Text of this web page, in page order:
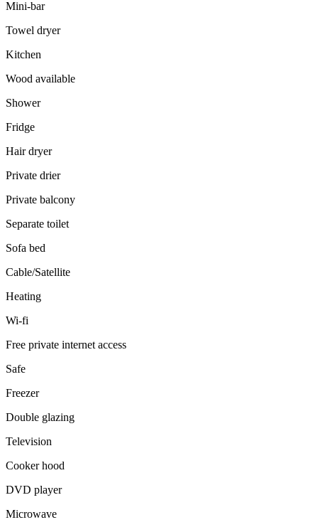
Mini-bar
Towel dryer
Kitchen
Wood available
Shower
Fridge
Hair dryer
Private drier
Private balcony
Separate toilet
Sofa bed
Cable/Satellite
Heating
Wi-fi
Free private internet access
Safe
Freezer
Double glazing
Television
Cooker hood
DVD player
Microwave